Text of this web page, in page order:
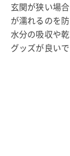
玄関が狭い場
が濡れるのを防
水分の吸収や
グッズが良いで